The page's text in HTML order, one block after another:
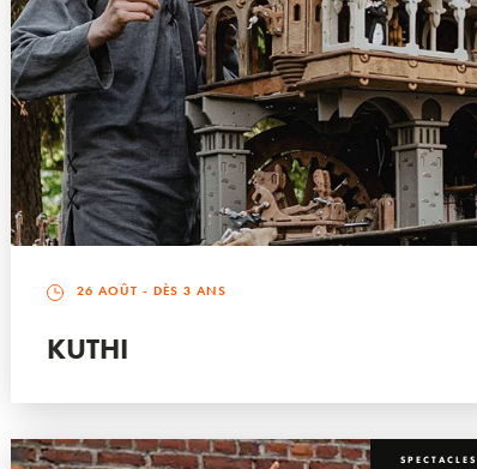
26 AOÛT - DÈS 3 ANS
KUTHI
SPECTACLES